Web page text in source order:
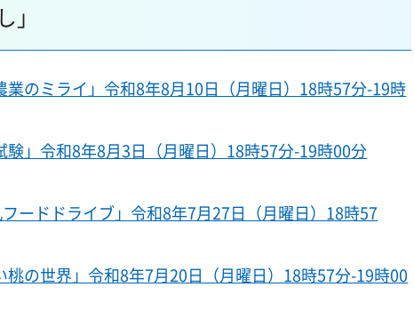
のミライ」令和8年8月10日（月曜日）18時57分-19時
」令和8年8月3日（月曜日）18時57分-19時00分
ードドライブ」令和8年7月27日（月曜日）18時57
の世界」令和8年7月20日（月曜日）18時57分-19時00